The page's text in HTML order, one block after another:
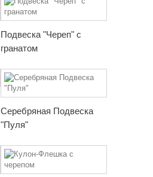
Подвеска "Череп" с
гранатом
Серебряная Подвеска
"Пуля"